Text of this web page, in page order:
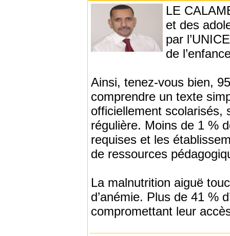
LE
et des
par
de
Ainsi, tenez-vous bien,
comprendre un texte
officiellement scolarisés,
régulière. Moins de 1 %
requises et les
de ressources
La malnutrition aiguë
d’anémie. Plus de 41 %
compromettant leur